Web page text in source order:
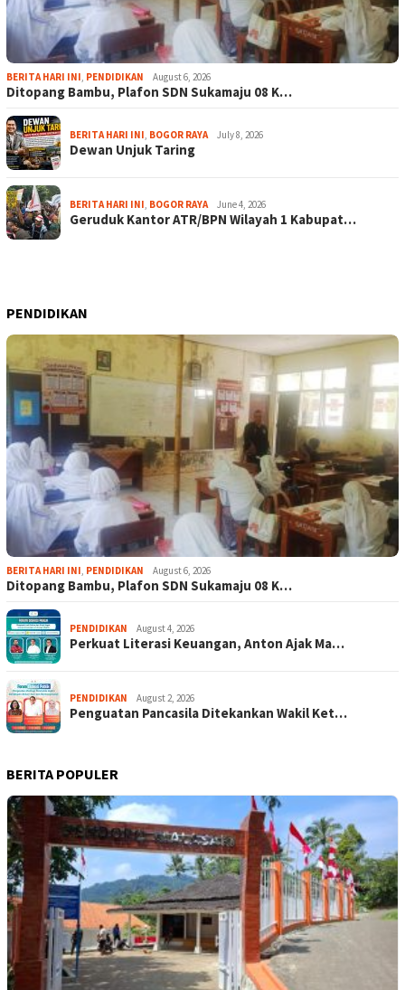
BERITA HARI INI PENDIDIKAN August 6, 2026
Ditopang Bambu, Plafon SDN Sukamaju 08 K…
BERITA HARI INI BOGOR RAYA July 8, 2026
Dewan Unjuk Taring
BERITA HARI INI BOGOR RAYA June 4, 2026
Geruduk Kantor ATR/BPN Wilayah 1 Kabupat…
PENDIDIKAN
BERITA HARI INI PENDIDIKAN August 6, 2026
Ditopang Bambu, Plafon SDN Sukamaju 08 K…
PENDIDIKAN August 4, 2026
Perkuat Literasi Keuangan, Anton Ajak Ma…
PENDIDIKAN August 2, 2026
Penguatan Pancasila Ditekankan Wakil Ket…
BERITA POPULER